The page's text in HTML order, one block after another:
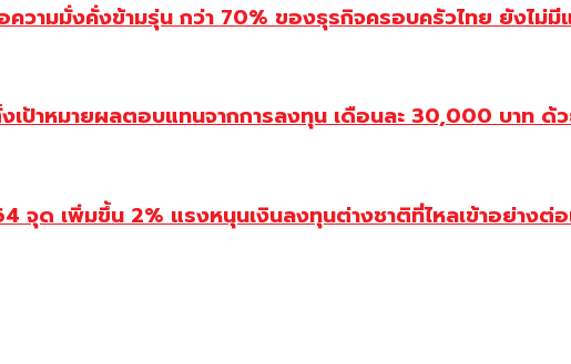
ามมั่งคั่งข้ามรุ่น กว่า 70% ของธุรกิจครอบครัวไทย ยังไม่
ป้าหมายผลตอบแทนจากการลงทุน เดือนละ 30,000 บาท ด้
ด เพิ่มขึ้น 2% แรงหนุนเงินลงทุนต่างชาติที่ไหลเข้าอย่างต่